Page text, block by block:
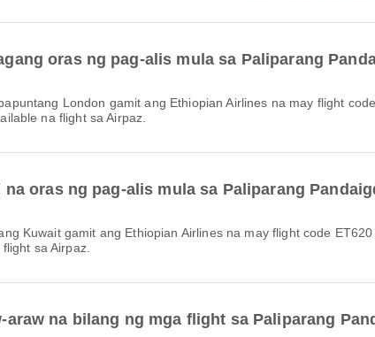
oras ng pag-alis mula sa Paliparang
na flight sa Airpaz.
oras ng pag-alis mula sa Paliparang
sa Airpaz.
araw na bilang ng mga flight sa Paliparang